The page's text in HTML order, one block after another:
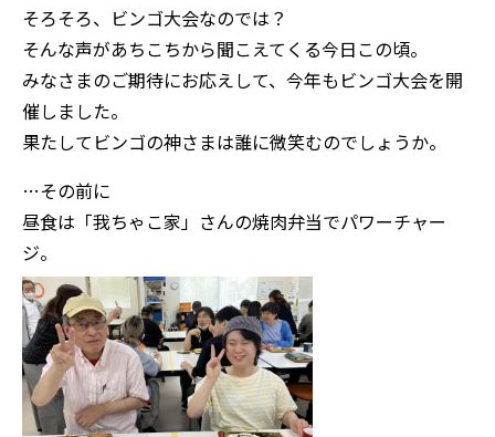
そろそろ、ビンゴ大会なのでは？
そんな声があちこちから聞こえてくる今日この頃。
みなさまのご期待にお応えして、今年もビンゴ大会を開
催しました。
果たして ビンゴの神さまは誰に微笑むのでしょうか。
…その前に
昼食は「我ちゃこ家」さんの焼肉弁当でパワーチャー
ジ。